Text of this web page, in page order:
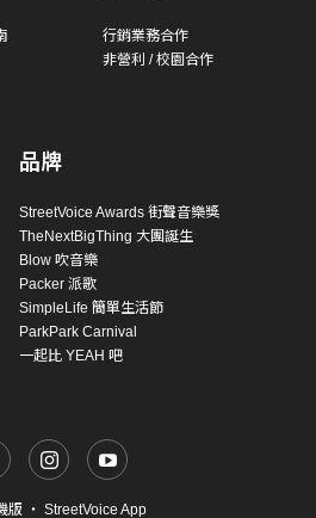
行銷業務合作
非營利 / 校園合作
品牌
StreetVoice Awards 街聲音樂獎
TheNextBigThing 大團誕生
Blow 吹音樂
Packer 派歌
SimpleLife 簡單生活節
ParkPark Carnival
一起比 YEAH 吧
版 ・ StreetVoice App